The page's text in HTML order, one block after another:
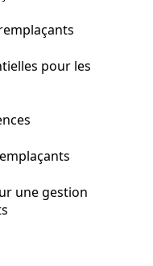
pour les
une gestion